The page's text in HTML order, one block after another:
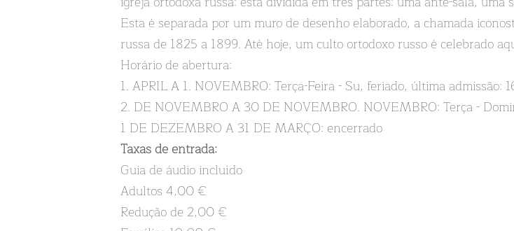
Esta é separada por um muro de desenho elaborado, a chamada
russa de 1825 a 1899. Até hoje, um culto ortodoxo russo é celebrado
Horário de abertura:
1. APRIL A 1. NOVEMBRO: Terça-Feira - Su, feriado, última admissão:
2. DE NOVEMBRO A 30 DE NOVEMBRO. NOVEMBRO: Terça -
1 DE DEZEMBRO A 31 DE MARÇO: encerrado
Taxas de entrada:
Guia de áudio incluído
Adultos 4,00 €
Redução de 2,00 €